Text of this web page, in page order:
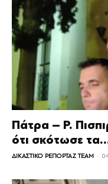
Πάτρα – Ρ.
ότι σκότωσε
ΔΙΚΑΣΤΙΚΟ ΡΕΠΟΡΤΑΖ TEAM -